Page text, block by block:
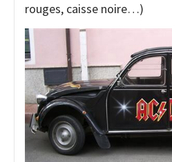
rouges, caisse noire…)